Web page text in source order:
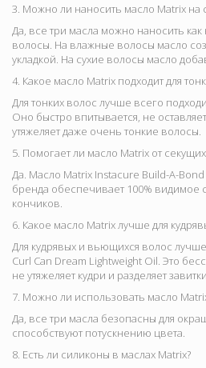
3. Можно ли наносить масло Matrix на
Да, все три масла можно наносить как
волосы. На влажные волосы масло
укладкой. На сухие волосы масло
4. Какое масло Matrix подходит для
Для тонких волос лучше всего
Оно быстро впитывается, не
утяжеляет даже очень тонкие волосы.
5. Помогает ли масло Matrix от
Да. Масло Matrix Instacure Build-A-
бренда обеспечивает 100% видимое
кончиков.
6. Какое масло Matrix лучше для
Для кудрявых и вьющихся волос
Curl Can Dream Lightweight Oil. Это
не утяжеляет кудри и разделяет
7. Можно ли использовать масло
Да, все три масла безопасны для
способствуют потускнению цвета.
8. Есть ли силиконы в маслах Matrix?